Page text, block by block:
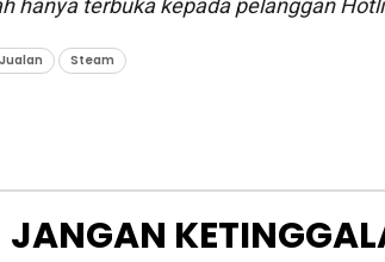
hanya terbuka kepada pelanggan
Jualan Steam
JANGAN